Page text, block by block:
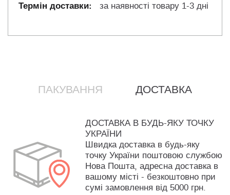
за наявності товару 1-3 дні
ПАКУВАННЯ ДОСТАВКА
ДОСТАВКА В БУДЬ-ЯКУ ТОЧКУ
УКРАЇНИ
Швидка доставка в будь-яку
точку України поштовою службою
Нова Пошта, адресна доставка в
вашому місті - безкоштовно при
сумі замовлення від 5000 грн.